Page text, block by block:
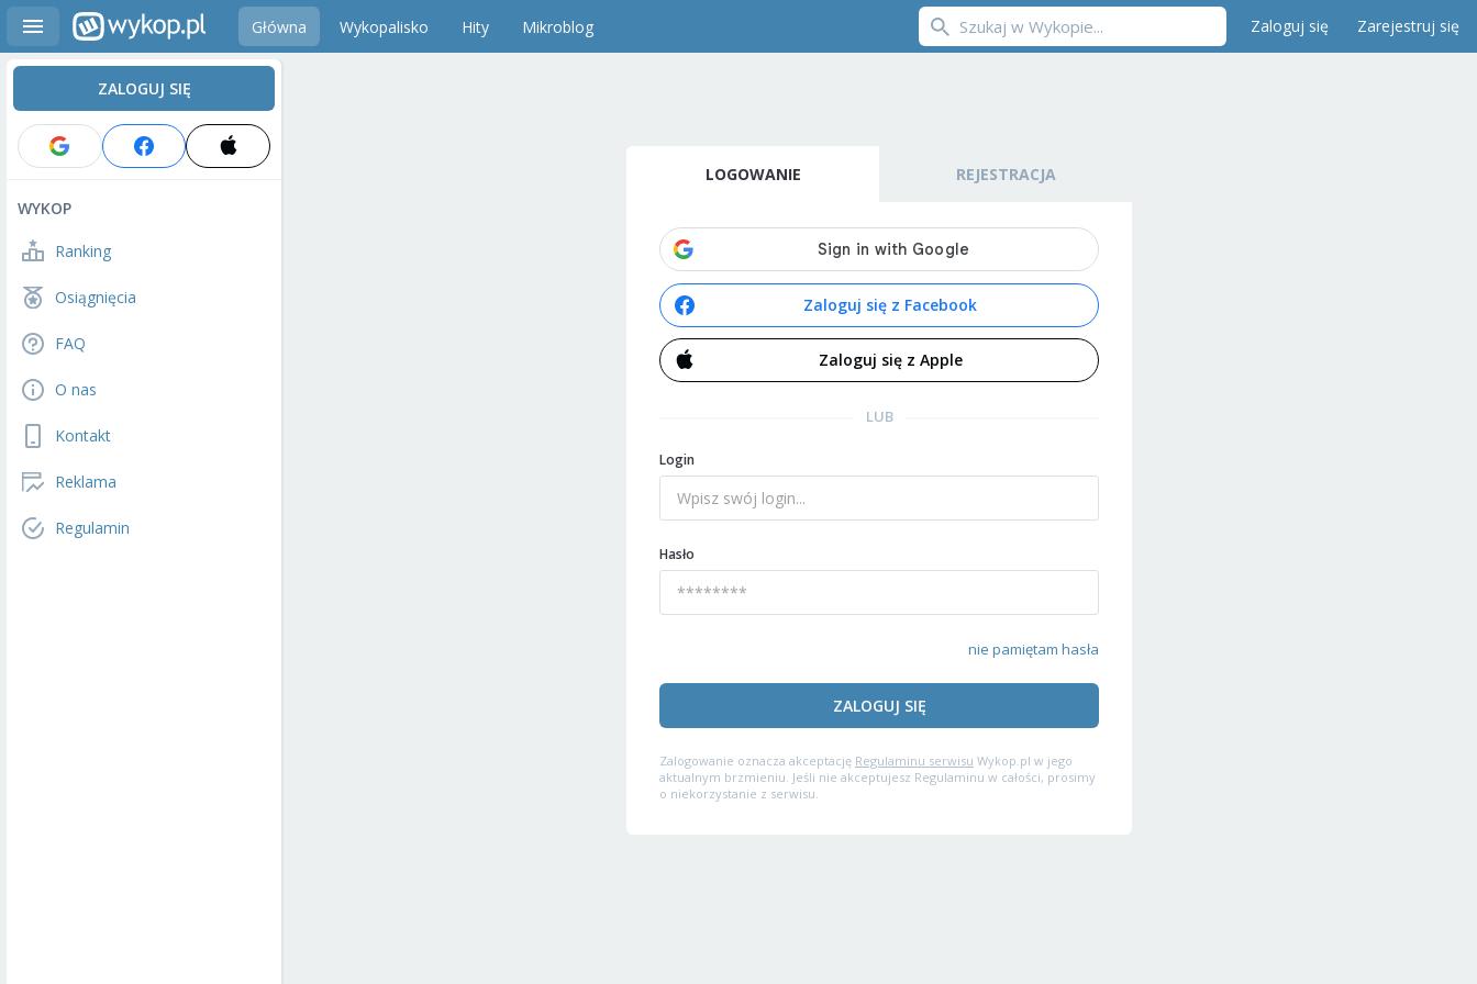
Główna Wykopalisko Hity Mikroblog Zaloguj się Zarejestruj się
ZALOGUJ SIĘ
WYKOP
Ranking
Osiągnięcia
FAQ
O nas
Kontakt
Reklama
Regulamin
LOGOWANIE REJESTRACJA
Zaloguj się z Facebook
Zaloguj się z Apple
LUB
Login
Hasło
nie pamiętam hasła
ZALOGUJ SIĘ
Zalogowanie oznacza akceptację Regulaminu serwisu Wykop.pl w jego
aktualnym brzmieniu. Jeśli nie akceptujesz Regulaminu w całości, prosimy
o niekorzystanie z serwisu.